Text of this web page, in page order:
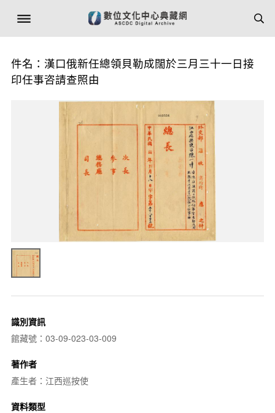
件名：漢口俄新任總領貝勒成闊於三月三十一日接
印任事咨請查照由
識別資訊
館藏號：03-09-023-03-009
著作者
產生者：江西巡按使
資料類型